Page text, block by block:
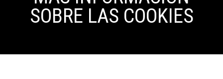
SOBRE LAS COOKIES